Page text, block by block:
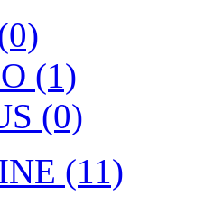
(1)
(0)
(11)